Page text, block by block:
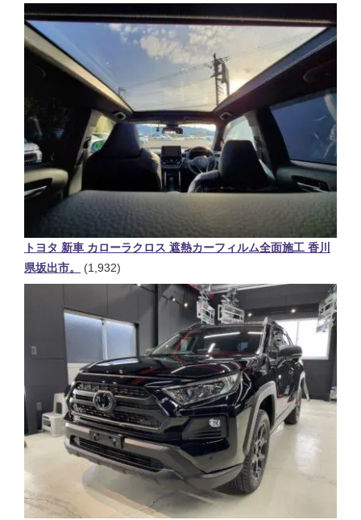
トヨタ 新車 カローラクロス 遮熱カーフィルム全面施工 香川
県坂出市。
(1,932)